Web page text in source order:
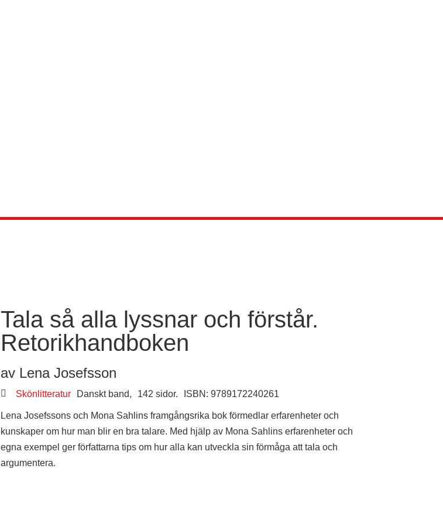
Tala så alla lyssnar och förstår.
Retorikhandboken
av Lena Josefsson
Skönlitteratur Danskt band, 142 sidor. ISBN: 9789172240261
Lena Josefssons och Mona Sahlins framgångsrika bok förmedlar erfarenheter och
kunskaper om hur man blir en bra talare. Med hjälp av Mona Sahlins erfarenheter och
egna exempel ger författarna tips om hur alla kan utveckla sin förmåga att tala och
argumentera.